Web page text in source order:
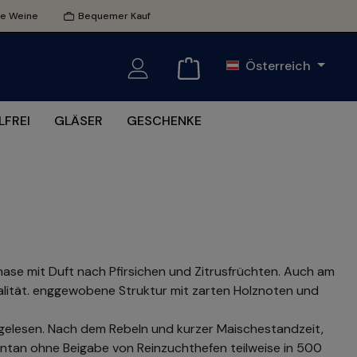
Weine Bequemer Kauf
Österreich
GLÄSER GESCHENKE
mit Duft nach Pfirsichen und Zitrusfrüchten. Auch am
enggewobene Struktur mit zarten Holznoten und
Nach dem Rebeln und kurzer Maischestandzeit,
ohne Beigabe von Reinzuchthefen teilweise in 500